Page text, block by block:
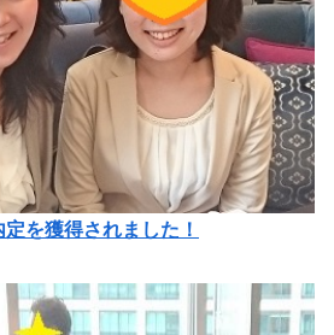
を獲得されました！